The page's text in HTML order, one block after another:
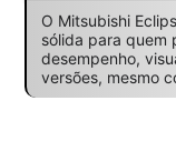
O Mitsubishi
sólida para quem
desempenho,
versões, mesmo